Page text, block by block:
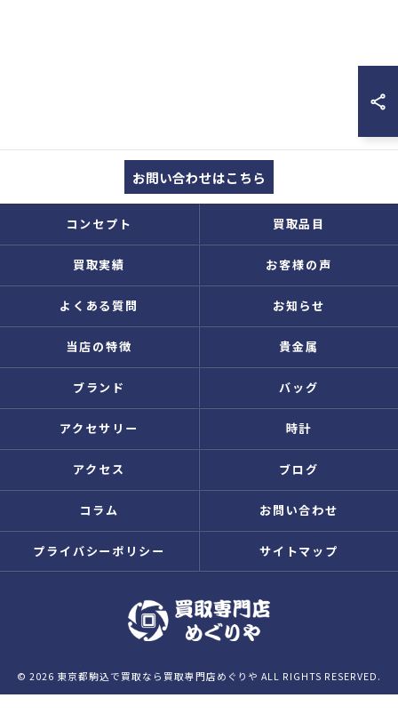
お問い合わせはこちら
コンセプト 買取品目
買取実績 お客様の声
よくある質問 お知らせ
当店の特徴 貴金属
ブランド バッグ
アクセサリー 時計
アクセス ブログ
コラム お問い合わせ
プライバシーポリシー サイトマップ
© 2026 東京都駒込で買取なら買取専門店めぐりや ALL RIGHTS RESERVED.